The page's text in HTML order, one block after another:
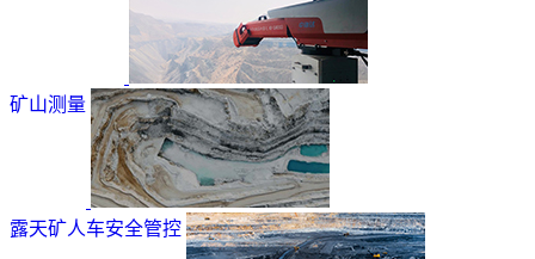
矿山测量
露天矿人车安全管控